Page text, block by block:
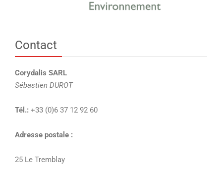
Contact
Corydalis SARL
Sébastien DUROT
Tél.: +33 (0)6 37 12 92 60
Adresse postale :
25 Le Tremblay